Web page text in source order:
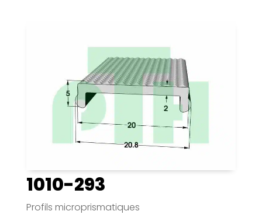
1010-293
Profils microprismatiques